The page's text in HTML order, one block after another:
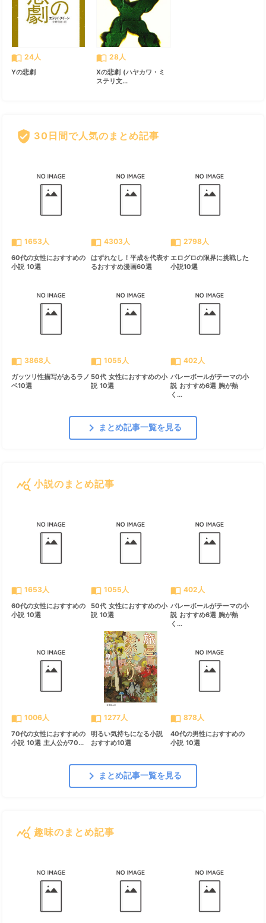
import_contacts 24人
Yの悲劇
import_contacts 28人
Xの悲劇 (ハヤカワ・ミ
ステリ文...
verified_user 30日間で人気のまとめ記事
import_contacts 1653人
60代の女性におすすめの
小説 10選
import_contacts 4303人
はずれなし！平成を代表す
るおすすめ漫画60選
import_contacts 2798人
エログロの限界に挑戦した
小説10選
import_contacts 3868人
ガッツリ性描写があるラノ
ベ10選
import_contacts 1055人
50代 女性におすすめの小
説 10選
import_contacts 402人
バレーボールがテーマの小
説 おすすめ6選 胸が熱
く...
chevron_right まとめ記事一覧を見る
query_stats 小説のまとめ記事
import_contacts 1653人
60代の女性におすすめの
小説 10選
import_contacts 1055人
50代 女性におすすめの小
説 10選
import_contacts 402人
バレーボールがテーマの小
説 おすすめ6選 胸が熱
く...
import_contacts 1006人
70代の女性におすすめの
小説 10選 主人公が70...
import_contacts 1277人
明るい気持ちになる小説
おすすめ10選
import_contacts 878人
40代の男性におすすめの
小説 10選
chevron_right まとめ記事一覧を見る
query_stats 趣味のまとめ記事